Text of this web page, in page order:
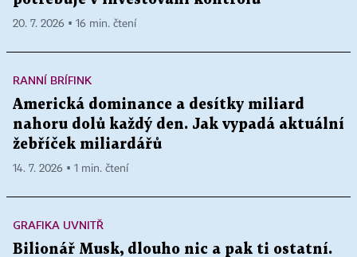
20. 7. 2026 ▪ 16 min. čtení
RANNÍ BRÍFINK
Americká dominance a desítky miliard
nahoru dolů každý den. Jak vypadá aktuální
žebříček miliardářů
14. 7. 2026 ▪ 1 min. čtení
GRAFIKA UVNITŘ
Bilionář Musk, dlouho nic a pak ti ostatní.